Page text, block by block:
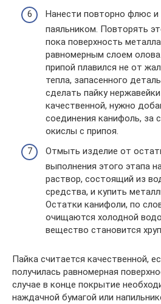
Нанести повторно флюс и
паяльником. Повторять
пока поверхность
равномерным слоем
припой плавился не от
тепла, запасенного
сделать пайку
качественной, нужно
соединения канифоль, за
окислы с припоя.
Отмыть изделие от
выполнения этого этапа
раствор, состоящий из
средства, и купить
Остатки канифоли, по
очищаются холодной
вещество становится
Пайка считается качественной,
получилась равномерная
случае в конце покрытие
наждачной бумагой или